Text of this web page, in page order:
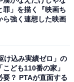
トル分あると
名でシェアしな
罪」を描く『映画ち
ら強く連想した映画
け込み実績ゼロ」の
ども110番の家」
要？ PTAが直面する